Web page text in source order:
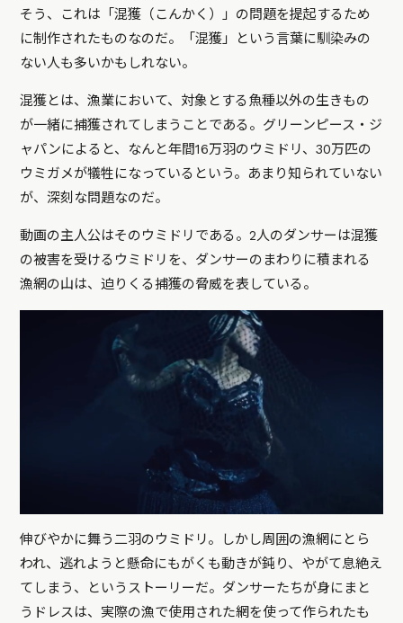
そう、これは「混獲（こんかく）」の問題を提起するため
に制作されたものなのだ。「混獲」という言葉に馴染みの
ない人も多いかもしれない。
混獲とは、漁業において、対象とする魚種以外の生きもの
が一緒に捕獲されてしまうことである。グリーンピース・ジ
ャパンによると、なんと年間16万羽のウミドリ、30万匹の
ウミガメが犠牲になっているという。あまり知られていない
が、深刻な問題なのだ。
動画の主人公はそのウミドリである。2人のダンサーは混獲
の被害を受けるウミドリを、ダンサーのまわりに積まれる
漁網の山は、迫りくる捕獲の脅威を表している。
伸びやかに舞う二羽のウミドリ。しかし周囲の漁網にとら
われ、逃れようと懸命にもがくも動きが鈍り、やがて息絶え
てしまう、というストーリーだ。ダンサーたちが身にまと
うドレスは、実際の漁で使用された網を使って作られたも